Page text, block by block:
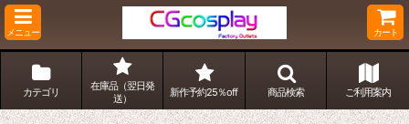
メニュー カート
カテゴリ
在庫品（翌日発
送）
新作予約25％off 商品検索 ご利用案内